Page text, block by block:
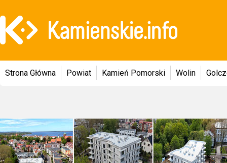
Strona Główna Powiat Kamień Pomorski Wolin